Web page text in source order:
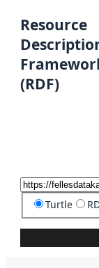
Resource
(RDF)
Turtle